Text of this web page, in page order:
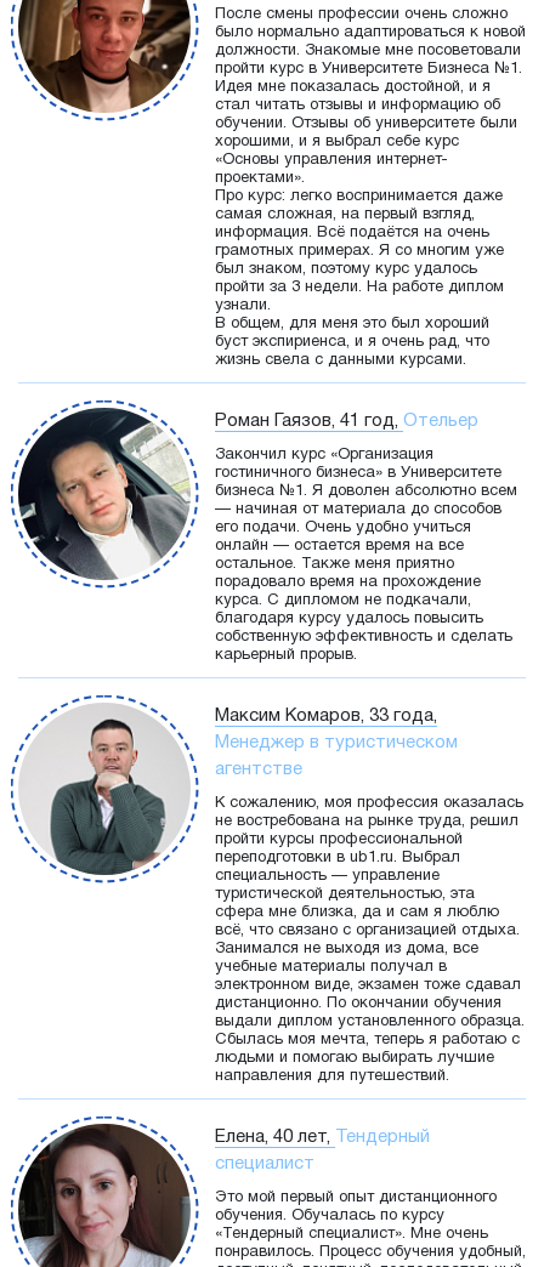
После смены профессии очень сложно
было нормально адаптироваться к новой
должности. Знакомые мне посоветовали
пройти курс в Университете Бизнеса №1.
Идея мне показалась достойной, и я
стал читать отзывы и информацию об
обучении. Отзывы об университете были
хорошими, и я выбрал себе курс
«Основы управления интернет-
проектами».
Про курс: легко воспринимается даже
самая сложная, на первый взгляд,
информация. Всё подаётся на очень
грамотных примерах. Я со многим уже
был знаком, поэтому курс удалось
пройти за 3 недели. На работе диплом
узнали.
В общем, для меня это был хороший
буст экспириенса, и я очень рад, что
жизнь свела с данными курсами.
Роман Гаязов, 41 год, Отельер
Закончил курс «Организация
гостиничного бизнеса» в Университете
бизнеса №1. Я доволен абсолютно всем
— начиная от материала до способов
его подачи. Очень удобно учиться
онлайн — остается время на все
остальное. Также меня приятно
порадовало время на прохождение
курса. С дипломом не подкачали,
благодаря курсу удалось повысить
собственную эффективность и сделать
карьерный прорыв.
Максим Комаров, 33 года,
Менеджер в туристическом
агентстве
К сожалению, моя профессия оказалась
не востребована на рынке труда, решил
пройти курсы профессиональной
переподготовки в ub1.ru. Выбрал
специальность — управление
туристической деятельностью, эта
сфера мне близка, да и сам я люблю
всё, что связано с организацией отдыха.
Занимался не выходя из дома, все
учебные материалы получал в
электронном виде, экзамен тоже сдавал
дистанционно. По окончании обучения
выдали диплом установленного образца.
Сбылась моя мечта, теперь я работаю с
людьми и помогаю выбирать лучшие
направления для путешествий.
Елена, 40 лет,
Тендерный
специалист
Это мой первый опыт дистанционного
обучения. Обучалась по курсу
«Тендерный специалист». Мне очень
понравилось. Процесс обучения удобный,